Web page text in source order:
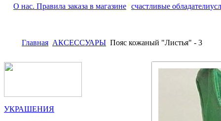
О нас. Правила заказа в магазине счастливые обладатели
Главная АКСЕССУАРЫ Пояс кожаный "Листья" - 3
УКРАШЕНИЯ